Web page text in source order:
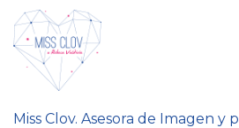
Miss Clov. Asesora de Imagen y